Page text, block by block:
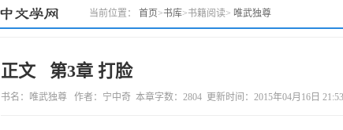
当前位置： 首页>书库>书籍阅读> 唯武独尊
正文 第3章 打脸
书名：唯武独尊 作者：宁中奇 本章字数：2804 更新时间：2015年04月16日 21:53